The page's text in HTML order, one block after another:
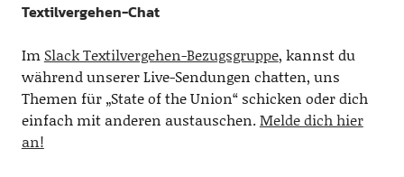
Textilvergehen-Chat
Im Slack Textilvergehen-Bezugsgruppe, kannst du
während unserer Live-Sendungen chatten, uns
Themen für „State of the Union“ schicken oder dich
einfach mit anderen austauschen.Melde dich hier
an!